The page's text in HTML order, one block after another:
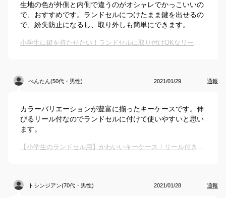
生地の色が外側と内側で違うのがオシャレでかっこいいの
で、おすすめです。ランドセルにつけたまま鍵を出せるの
で、紛失防止になるし、取り外しも簡単にできます。
小学生に鍵を持たせたい！ランドセルに取り付けOKなリール付きキーケースのおすすめは？
べんたん(50代・男性) 2021/01/29 通報
カラーバリエーションが豊富に揃ったキーケースです。伸
びるリール付なのでランドセルに付けて使いやすいと思い
ます。
【小学生のランドセル用】かわいいキーケース！リール付きでおすすめは？
トシンジアン(70代・男性) 2021/01/28 通報